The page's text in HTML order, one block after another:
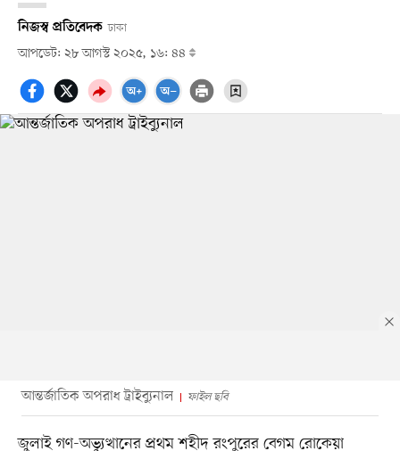
নিজস্ব প্রতিবেদক ঢাকা
আপডেট: ২৮ আগস্ট ২০২৫, ১৬: ৪৪
আন্তর্জাতিক অপরাধ ট্রাইব্যুনাল ফাইল ছবি
জুলাই গণ-অভ্যুত্থানের প্রথম শহীদ রংপুরের বেগম রোকেয়া